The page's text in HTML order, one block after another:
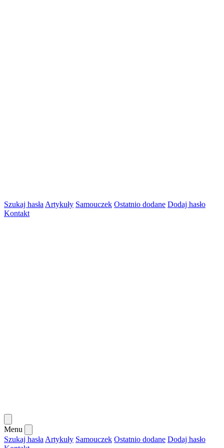
Szukaj hasła Artykuły Samouczek Ostatnio dodane Dodaj hasło
Kontakt
Menu
Szukaj hasła Artykuły Samouczek Ostatnio dodane Dodaj hasło